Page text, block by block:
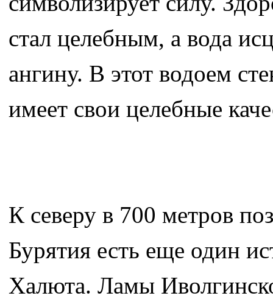
стал целебным, а вода
ангину. В этот водоем
имеет свои целебные
К северу в 700 метров
Бурятия есть еще один
Халюта. Ламы